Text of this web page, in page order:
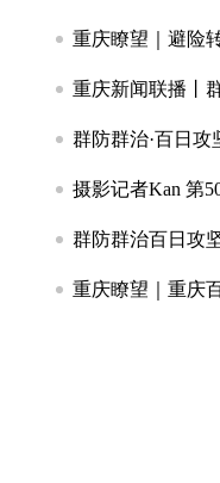
重庆瞭望｜避险
重庆新闻联播丨群防群治
群防群治·百日攻坚
摄影记者Kan 第50期｜政府大
群防群治百日攻坚 图集｜
重庆瞭望｜重庆